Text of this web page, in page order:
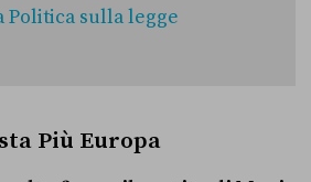
Politica sulla legge
Più Europa